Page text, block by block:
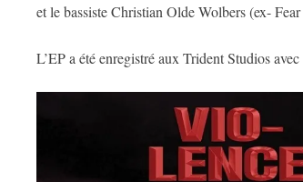
et le bassiste Christian Olde Wolbers (ex-
L’EP a été enregistré aux Trident Studios